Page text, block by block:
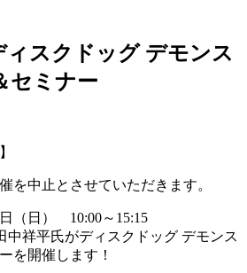
ィスクドッグ デモンス
セミナー
を中止とさせていただきます。
（日） 10:00～15:15
中祥平氏がディスクドッグ デモンス
を開催します！